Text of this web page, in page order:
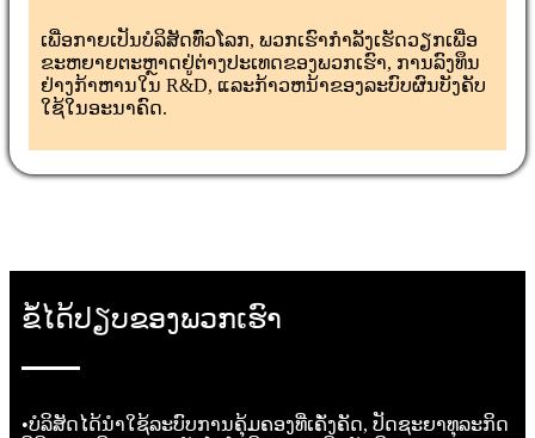
ເພື່ອ​ກາຍ​ເປັນ​ບໍ​ລິ​ສັດ​ທົ່ວ​ໂລກ, ພວກ​ເຮົາ​ກໍາ​ລັງ​ເຮັດ​ວຽກ​ເພື່ອ​
ຂະ​ຫຍາຍ​ຕະ​ຫຼາດ​ຢູ່​ຕ່າງ​ປະ​ເທດ​ຂອງ​ພວກ​ເຮົາ​, ການ​ລົງ​ທຶນ​
ຢ່າງ​ກ້າ​ຫານ​ໃນ R&D, ແລະ​ກ້າວ​ຫນ້າ​ຂອງ​ລະ​ບົບ​ຜົນ​ບັງ​ຄັບ​
ໃຊ້​ໃນ​ອະ​ນາ​ຄົດ​.
ຂໍ້ໄດ້ປຽບຂອງພວກເຮົາ
•ບໍລິສັດໄດ້ນໍາໃຊ້ລະບົບການຄຸ້ມຄອງທີ່ເຄັ່ງຄັດ, ປັດຊະຍາທຸລະກິດ